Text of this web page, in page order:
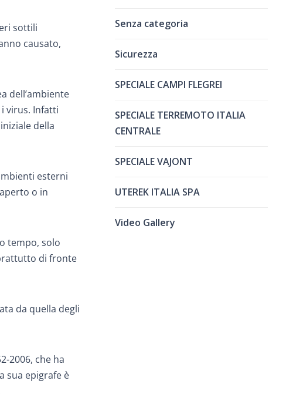
sottili
causato,
dell’ambiente
virus. Infatti
della
esterni
o in
tempo, solo
di fronte
da quella degli
2006, che ha
sua epigrafe è
Senza categoria
Sicurezza
SPECIALE CAMPI FLEGREI
SPECIALE TERREMOTO ITALIA
CENTRALE
SPECIALE VAJONT
UTEREK ITALIA SPA
Video Gallery